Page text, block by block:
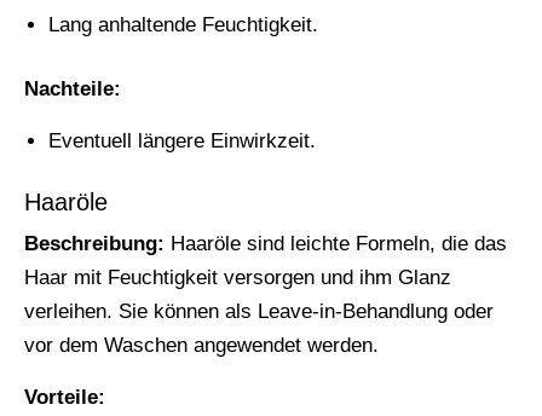
Lang anhaltende Feuchtigkeit.
Nachteile:
Eventuell längere Einwirkzeit.
Haaröle
Beschreibung: Haaröle sind leichte Formeln, die das
Haar mit Feuchtigkeit versorgen und ihm Glanz
verleihen. Sie können als Leave-in-Behandlung oder
vor dem Waschen angewendet werden.
Vorteile: